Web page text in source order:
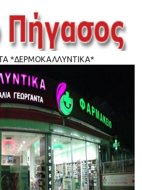
*ΔΕΡΜΟΚΑΛΛΥΝΤΙΚΑ*